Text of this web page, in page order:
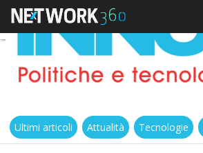
Ultimi articoli Attualità Tecnologie